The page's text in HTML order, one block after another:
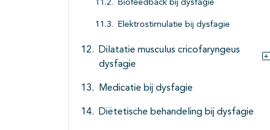
Biofeedback bij dysfagie
Elektrostimulatie bij dysfagie
Dilatatie musculus cricofaryngeus
dysfagie
Medicatie bij dysfagie
Diëtetische behandeling bij dysfagie